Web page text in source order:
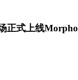
正式上线Morpho